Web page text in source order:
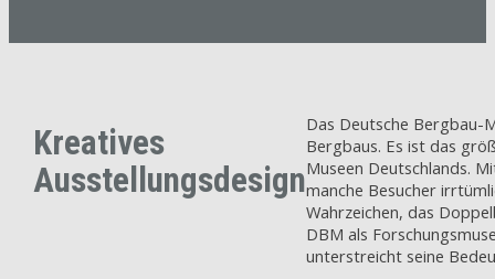
Kreatives
Ausstellungsdesign
Das Deutsche Bergbau-
Bergbaus. Es ist das
Museen Deutschlands.
manche Besucher
Wahrzeichen, das
DBM als
unterstreicht seine